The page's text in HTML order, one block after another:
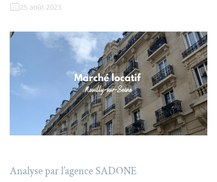
25 août 2023
Analyse par l’agence SADONE